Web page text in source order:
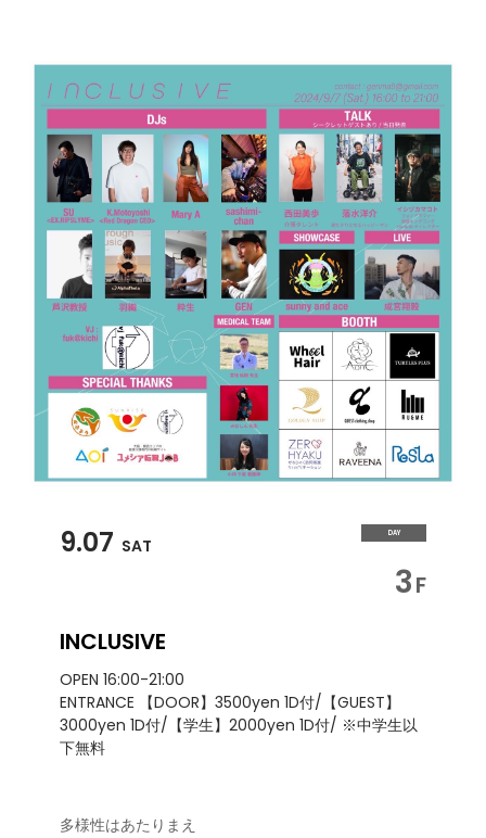
9.07 SAT
DAY
3F
INCLUSIVE
OPEN 16:00-21:00
ENTRANCE 【DOOR】3500yen 1D付/【GUEST】
3000yen 1D付/【学生】2000yen 1D付/ ※中学生以
下無料
多様性はあたりまえ